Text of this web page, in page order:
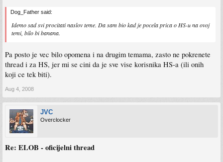
Dog_Father said:
Idemo sad svi procitati naslov teme. Da sam bio kad je pocela prica o HS-u na ovoj
temi, bilo bi banana.
Pa posto je vec bilo opomena i na drugim temama, zasto ne pokrenete
thread i za HS, jer mi se cini da je sve vise korisnika HS-a (ili onih
koji ce tek biti).
Aug 4, 2008
JVC
Overclocker
Re: ELOB - oficijelni thread